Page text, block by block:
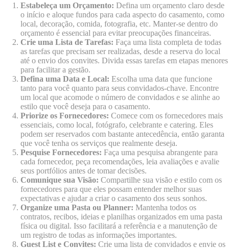
Estabeleça um Orçamento: Defina um orçamento claro desde
o início e aloque fundos para cada aspecto do casamento, como
local, decoração, comida, fotografia, etc. Manter-se dentro do
orçamento é essencial para evitar preocupações financeiras.
Crie uma Lista de Tarefas: Faça uma lista completa de todas
as tarefas que precisam ser realizadas, desde a reserva do local
até o envio dos convites. Divida essas tarefas em etapas menores
para facilitar a gestão.
Defina uma Data e Local: Escolha uma data que funcione
tanto para você quanto para seus convidados-chave. Encontre
um local que acomode o número de convidados e se alinhe ao
estilo que você deseja para o casamento.
Priorize os Fornecedores: Comece com os fornecedores mais
essenciais, como local, fotógrafo, celebrante e catering. Eles
podem ser reservados com bastante antecedência, então garanta
que você tenha os serviços que realmente deseja.
Pesquise Fornecedores: Faça uma pesquisa abrangente para
cada fornecedor, peça recomendações, leia avaliações e avalie
seus portfólios antes de tomar decisões.
Comunique sua Visão: Compartilhe sua visão e estilo com os
fornecedores para que eles possam entender melhor suas
expectativas e ajudar a criar o casamento dos seus sonhos.
Organize uma Pasta ou Planner: Mantenha todos os
contratos, recibos, ideias e planilhas organizados em uma pasta
física ou digital. Isso facilitará a referência e a manutenção de
um registro de todas as informações importantes.
Guest List e Convites: Crie uma lista de convidados e envie os